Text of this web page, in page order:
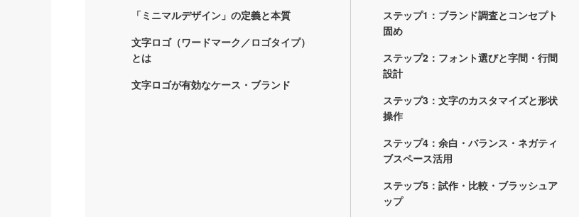
「ミニマルデザイン」の定義と本質
文字ロゴ（ワードマーク／ロゴタイプ）
とは
文字ロゴが有効なケース・ブランド
ステップ1：ブランド調査とコンセプト
固め
ステップ2：フォント選びと字間・行間
設計
ステップ3：文字のカスタマイズと形状
操作
ステップ4：余白・バランス・ネガティ
ブスペース活用
ステップ5：試作・比較・ブラッシュア
ップ